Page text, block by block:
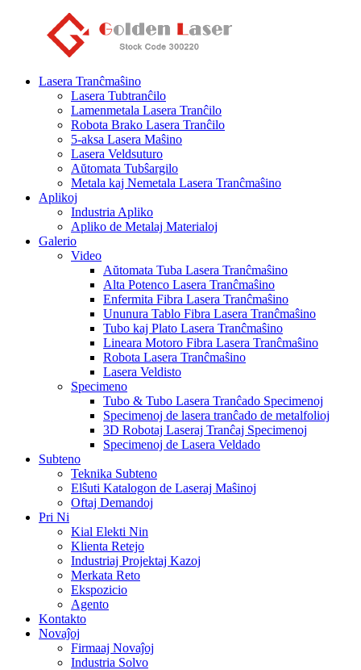
Lasera Tranĉmaŝino
Lasera Tubtranĉilo
Lamenmetala Lasera Tranĉilo
Robota Brako Lasera Tranĉilo
5-aksa Lasera Maŝino
Lasera Veldsuturo
Aŭtomata Tubŝargilo
Metala kaj Nemetala Lasera Tranĉmaŝino
Aplikoj
Industria Apliko
Apliko de Metalaj Materialoj
Galerio
Video
Aŭtomata Tuba Lasera Tranĉmaŝino
Alta Potenco Lasera Tranĉmaŝino
Enfermita Fibra Lasera Tranĉmaŝino
Ununura Tablo Fibra Lasera Tranĉmaŝino
Tubo kaj Plato Lasera Tranĉmaŝino
Lineara Motoro Fibra Lasera Tranĉmaŝino
Robota Lasera Tranĉmaŝino
Lasera Veldisto
Specimeno
Tubo & Tubo Lasera Tranĉado Specimenoj
Specimenoj de lasera tranĉado de metalfolioj
3D Robotaj Laseraj Tranĉaj Specimenoj
Specimenoj de Lasera Veldado
Subteno
Teknika Subteno
Elŝuti Katalogon de Laseraj Maŝinoj
Oftaj Demandoj
Pri Ni
Kial Elekti Nin
Klienta Retejo
Industriaj Projektaj Kazoj
Merkata Reto
Ekspozicio
Agento
Kontakto
Novaĵoj
Firmaaj Novaĵoj
Industria Solvo